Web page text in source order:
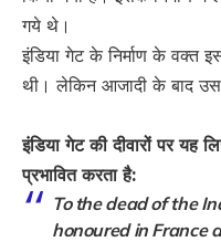
गये थे।
इंडिया गेट के निर्माण के वक्त
थी। लेकिन आजादी के बाद उस
इंडिया गेट की दीवारों पर यह
प्रभावित करता है:
To the dead of the
honoured in France